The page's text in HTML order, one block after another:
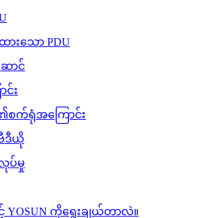
းသော PDU
ာင်
င်း
စက်ရုံအကြောင်း
ဒီယို
ပ်မှု
YOSUN ကိုရွေးချယ်တာလဲ။